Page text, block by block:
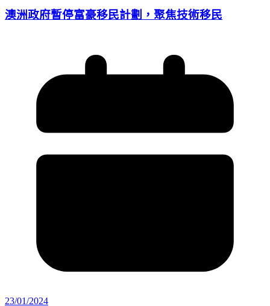
澳洲政府暫停富豪移民計劃，聚焦技術移民
23/01/2024